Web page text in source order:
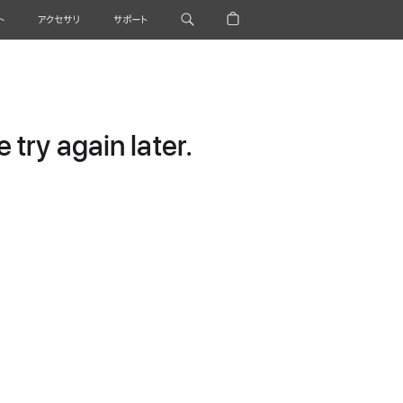
アクセサリ サポート
try again later.